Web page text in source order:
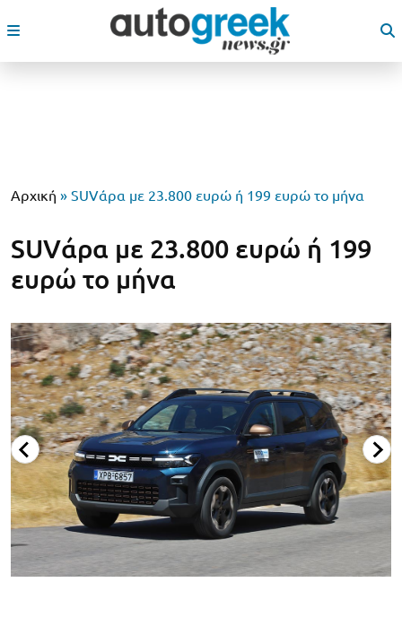
Αρχική » SUVάρα με 23.800 ευρώ ή 199 ευρώ το μήνα
SUVάρα με 23.800 ευρώ ή 199
ευρώ το μήνα